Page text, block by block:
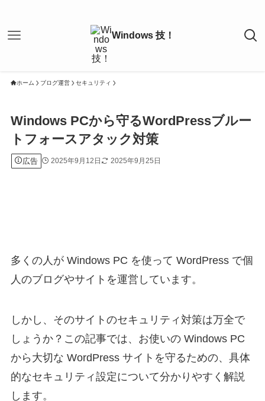
ホーム ブログ運営 セキュリティ
Windows PCから守るWordPressブルー
トフォースアタック対策
広告 2025年9月12日 2025年9月25日
多くの人が Windows PC を使って WordPress で個
人のブログやサイトを運営しています。
しかし、そのサイトのセキュリティ対策は万全で
しょうか？この記事では、お使いの Windows PC
から大切な WordPress サイトを守るための、具体
的なセキュリティ設定について分かりやすく解説
します。